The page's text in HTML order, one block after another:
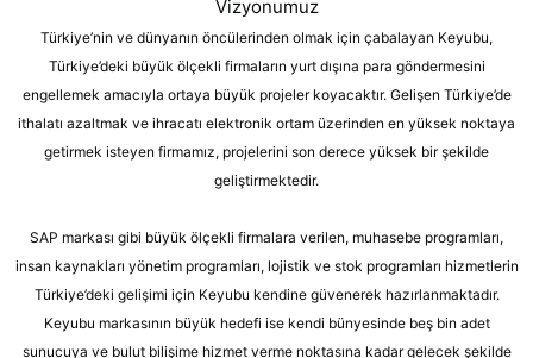
Vizyonumuz
Türkiye’nin ve dünyanın öncülerinden olmak için çabalayan Keyubu,
Türkiye’deki büyük ölçekli firmaların yurt dışına para göndermesini
engellemek amacıyla ortaya büyük projeler koyacaktır. Gelişen Türkiye’de
ithalatı azaltmak ve ihracatı elektronik ortam üzerinden en yüksek noktaya
getirmek isteyen firmamız, projelerini son derece yüksek bir şekilde
geliştirmektedir.
SAP markası gibi büyük ölçekli firmalara verilen, muhasebe programları,
insan kaynakları yönetim programları, lojistik ve stok programları hizmetlerin
Türkiye’deki gelişimi için Keyubu kendine güvenerek hazırlanmaktadır.
Keyubu markasının büyük hedefi ise kendi bünyesinde beş bin adet
sunucuya ve bulut bilişime hizmet verme noktasına kadar gelecek şekilde